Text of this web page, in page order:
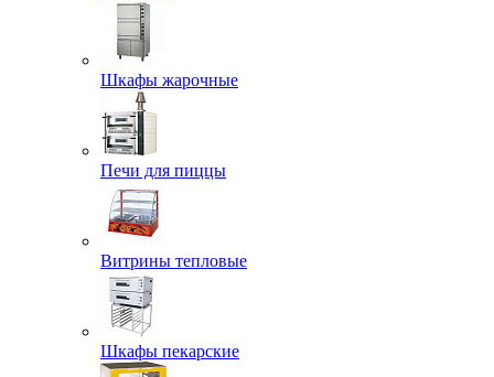
Шкафы жарочные
Печи для пиццы
Витрины тепловые
Шкафы пекарские